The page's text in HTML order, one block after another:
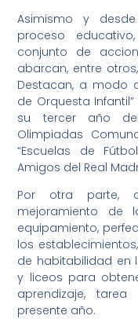
Asimismo y
proceso
conjunto de
abarcan, entre
Destacan, a modo
de Orquesta
su tercer año de
Olimpiadas
“Escuelas de
Amigos del Real
Por otra parte,
mejoramiento de
equipamiento,
los
de habitabilidad en
y liceos para
aprendizaje,
presente año.